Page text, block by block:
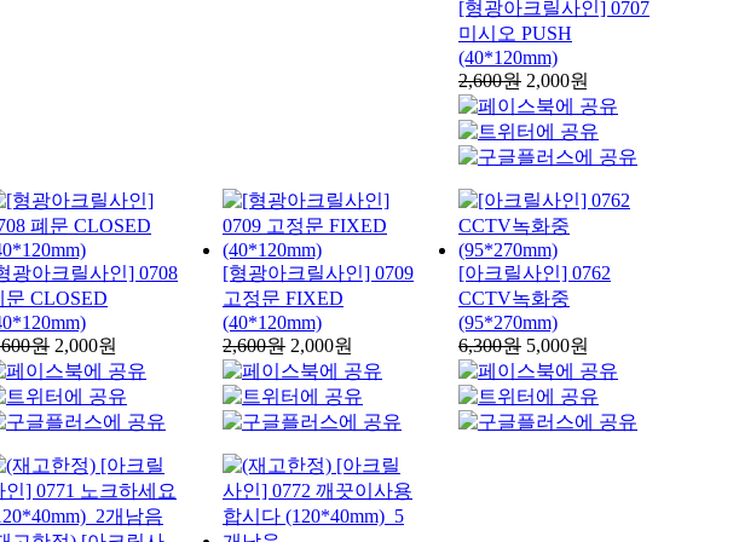
[형광아크릴사인] 0707
미시오 PUSH
(40*120mm)
2,600원 2,000원
광아크릴사인] 0708
문 CLOSED
원 2,000원
[형광아크릴사인] 0709
고정문 FIXED
(40*120mm)
2,600원 2,000원
[아크릴사인] 0762
CCTV녹화중
(95*270mm)
6,300원 5,000원